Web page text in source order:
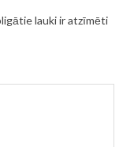
lauki ir atzīmēti